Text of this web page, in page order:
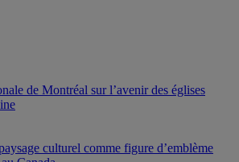
de Montréal sur l’avenir des églises
culturel comme figure d’emblème